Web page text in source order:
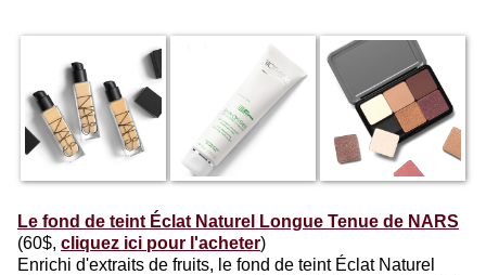
Le fond de teint Éclat Naturel Longue Tenue de NARS
(60$, cliquez ici pour l'acheter)
Enrichi d'extraits de fruits, le fond de teint Éclat Naturel